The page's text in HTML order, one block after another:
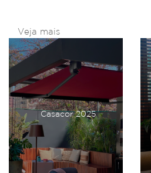
Veja mais
Casacor 2025